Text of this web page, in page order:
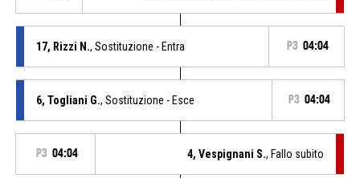
17, Rizzi N., Sostituzione - Entra P3 04:04
6, Togliani G., Sostituzione - Esce P3 04:04
P3 04:04 4, Vespignani S., Fallo subito